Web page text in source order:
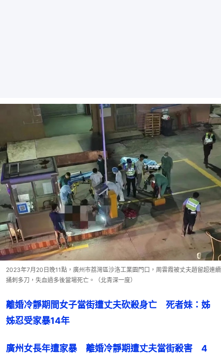
2023年7月20日晚11點，廣州市荔灣區沙洛工業園門口，周雲霞被丈夫趙留超連續
捅刺多刀，失血過多後當場死亡。（北青深一度）
離婚冷靜期間女子當街遭丈夫砍殺身亡　死者妹：姊
姊忍受家暴14年
廣州女長年遭家暴　離婚冷靜期遭丈夫當街殺害　4